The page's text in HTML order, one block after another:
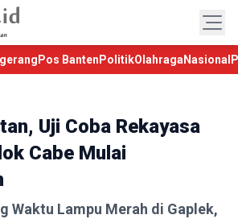
Pos Banten PolitikOlahraga Nasional
Uji Coba Rekayasa
Cabe Mulai
Waktu Lampu Merah di Gaplek,